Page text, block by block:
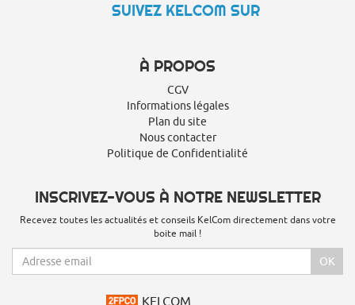
SUIVEZ KELCOM SUR
À PROPOS
CGV
Informations légales
Plan du site
Nous contacter
Politique de Confidentialité
INSCRIVEZ-VOUS À NOTRE NEWSLETTER
Recevez toutes les actualités et conseils KelCom directement dans votre
boite mail !
OK
KELCOM